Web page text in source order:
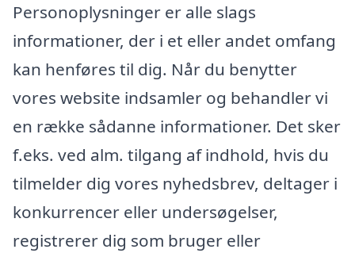
Personoplysninger er alle slags
informationer, der i et eller andet omfang
kan henføres til dig. Når du benytter
vores website indsamler og behandler vi
en række sådanne informationer. Det sker
f.eks. ved alm. tilgang af indhold, hvis du
tilmelder dig vores nyhedsbrev, deltager i
konkurrencer eller undersøgelser,
registrerer dig som bruger eller